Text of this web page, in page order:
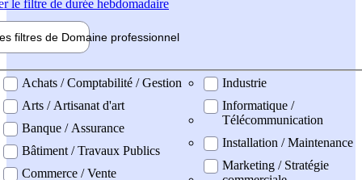
le filtre de durée hebdomadaire
filtres de Domaine professionnel
professionel
Achats / Comptabilité / Gestion
Arts / Artisanat d'art
Banque / Assurance
Bâtiment / Travaux Publics
Commerce / Vente
Industrie
Informatique /
Télécommunication
Installation / Maintenance
Marketing / Stratégie